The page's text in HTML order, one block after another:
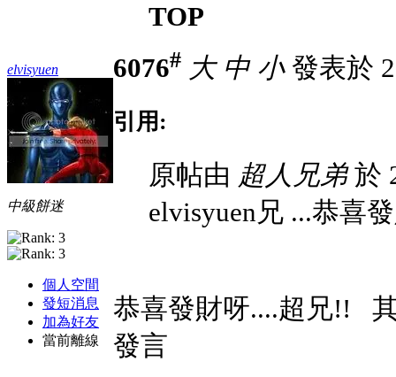
TOP
elvisyuen
中級餅迷
個人空間
發短消息
加為好友
當前離線
6076# 大 中 小發表於
引用:
原帖由 超人兄弟於
elvisyuen兄 ...恭喜
恭喜發財呀....超兄!!
發言